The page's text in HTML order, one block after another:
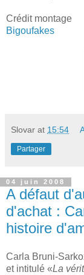
Crédit montage
Bigoufakes
Slovar at 15:54
Partager
04 juin 2008
A défaut
d'achat :
histoire
Carla Bruni-
et intitulé «La